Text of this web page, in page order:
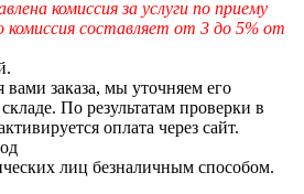
комиссия за услуги по приему
составляет от 3 до 5% от
заказа, мы уточняем его
По результатам проверки в
оплата через сайт.
лиц безналичным способом.